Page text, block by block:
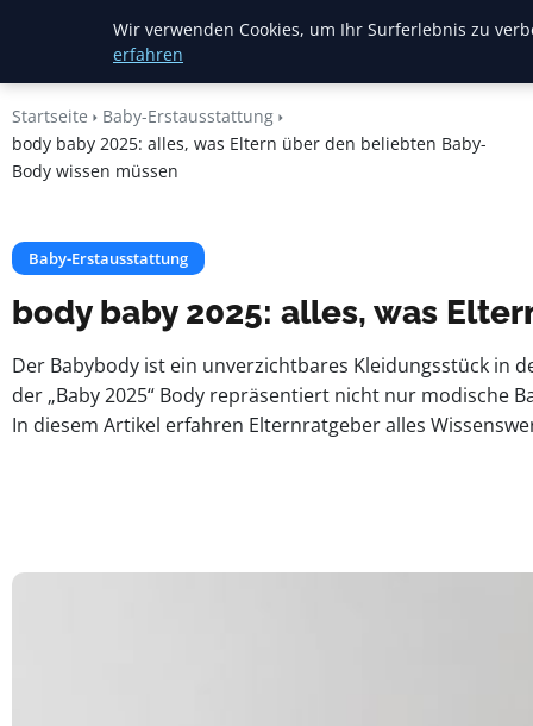
Mariannes
Kinderladen
Startseite
Baby-Erstausstattung
body baby 2025: alles, was Eltern über den beliebten Baby-
Body wissen müssen
Baby-Erstausstattung
body baby 2025: alles, was
Der Babybody ist ein unverzichtbares Kleidungsstück in
der „Baby 2025“ Body repräsentiert nicht nur modische
In diesem Artikel erfahren Elternratgeber alles
Wir verwenden Cookies, um Ihr Surferlebnis zu
erfahren